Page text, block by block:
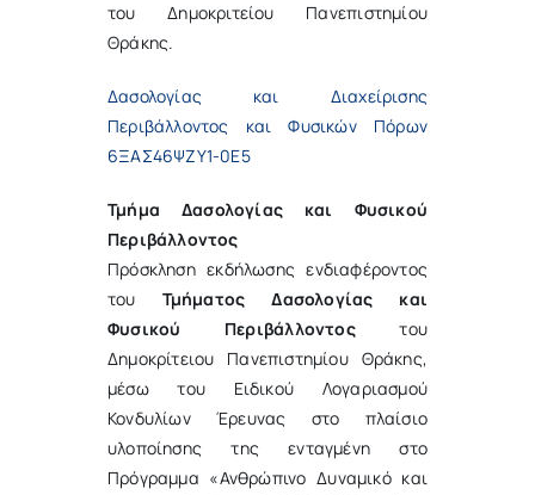
του Δημοκριτείου Πανεπιστημίου
Θράκης.
Δασολογίας και Διαχείρισης
Περιβάλλοντος και Φυσικών Πόρων
6ΞΑΣ46ΨΖΥ1-0Ε5
Τμήμα Δασολογίας και Φυσικού
Περιβάλλοντος
Πρόσκληση εκδήλωσης ενδιαφέροντος
του Τμήματος Δασολογίας και
Φυσικού Περιβάλλοντοςτου
Δημοκρίτειου Πανεπιστημίου Θράκης,
μέσω του Ειδικού Λογαριασμού
Κονδυλίων Έρευνας στο πλαίσιο
υλοποίησης της ενταγμένη στο
Πρόγραμμα «Ανθρώπινο Δυναμικό και